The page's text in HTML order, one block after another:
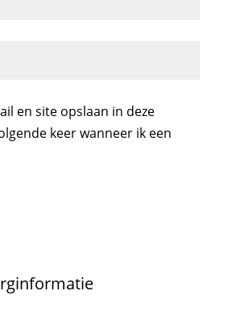
en site opslaan in deze
keer wanneer ik een